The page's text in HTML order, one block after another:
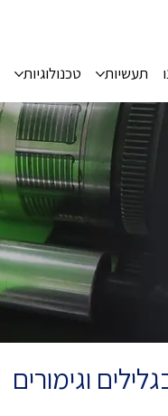
תעשיות טכנולוגיות
וגימורים